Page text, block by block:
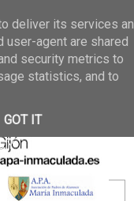
FOTOS
GALERIA
20 may
28 abr
Y
deliver its services
user-agent are shared
security metrics to
statistics, and to
GOT IT